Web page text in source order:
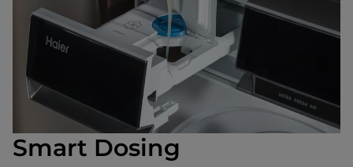
Smart Dosing